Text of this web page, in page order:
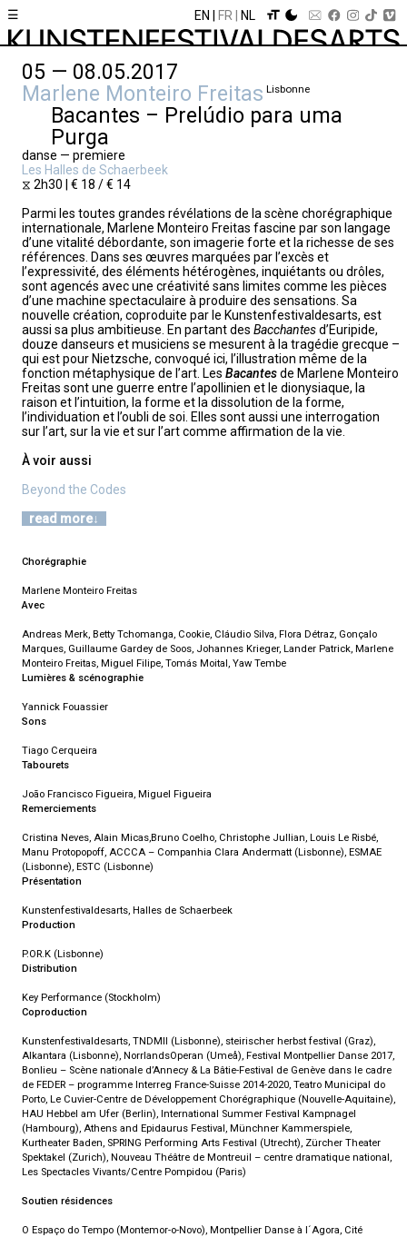
☰ EN FR NL
05 — 08.05.2017
Marlene Monteiro Freitas Lisbonne
Bacantes – Prelúdio para uma
Purga
danse — premiere
Les Halles de Schaerbeek
⧖ 2h30 | € 18 / € 14
Parmi les toutes grandes révélations de la scène chorégraphique
internationale, Marlene Monteiro Freitas fascine par son langage
d’une vitalité débordante, son imagerie forte et la richesse de ses
références. Dans ses œuvres marquées par l’excès et
l’expressivité, des éléments hétérogènes, inquiétants ou drôles,
sont agencés avec une créativité sans limites comme les pièces
d’une machine spectaculaire à produire des sensations. Sa
nouvelle création, coproduite par le Kunstenfestivaldesarts, est
aussi sa plus ambitieuse. En partant des Bacchantesd’Euripide,
douze danseurs et musiciens se mesurent à la tragédie grecque –
qui est pour Nietzsche, convoqué ici, l’illustration même de la
fonction métaphysique de l’art. Les Bacantesde Marlene Monteiro
Freitas sont une guerre entre l’apollinien et le dionysiaque, la
raison et l’intuition, la forme et la dissolution de la forme,
l’individuation et l’oubli de soi. Elles sont aussi une interrogation
sur l’art, sur la vie et sur l’art comme affirmation de la vie.
À voir aussi
Beyond the Codes
read more
Chorégraphie
Marlene Monteiro Freitas
Avec
Andreas Merk, Betty Tchomanga, Cookie, Cláudio Silva, Flora Détraz, Gonçalo
Marques, Guillaume Gardey de Soos, Johannes Krieger, Lander Patrick, Marlene
Monteiro Freitas, Miguel Filipe, Tomás Moital, Yaw Tembe
Lumières & scénographie
Yannick Fouassier
Sons
Tiago Cerqueira
Tabourets
João Francisco Figueira, Miguel Figueira
Remerciements
Cristina Neves, Alain Micas,Bruno Coelho, Christophe Jullian, Louis Le Risbé,
Manu Protopopoff, ACCCA – Companhia Clara Andermatt (Lisbonne), ESMAE
(Lisbonne), ESTC (Lisbonne)
Présentation
Kunstenfestivaldesarts, Halles de Schaerbeek
Production
P.OR.K (Lisbonne)
Distribution
Key Performance (Stockholm)
Coproduction
Kunstenfestivaldesarts, TNDMII (Lisbonne), steirischer herbst festival (Graz),
Alkantara (Lisbonne), NorrlandsOperan (Umeå), Festival Montpellier Danse 2017,
Bonlieu – Scène nationale d’Annecy & La Bâtie-Festival de Genève dans le cadre
de FEDER – programme Interreg France-Suisse 2014-2020, Teatro Municipal do
Porto, Le Cuvier-Centre de Développement Chorégraphique (Nouvelle-Aquitaine),
HAU Hebbel am Ufer (Berlin), International Summer Festival Kampnagel
(Hambourg), Athens and Epidaurus Festival, Münchner Kammerspiele,
Kurtheater Baden, SPRING Performing Arts Festival (Utrecht), Zürcher Theater
Spektakel (Zurich), Nouveau Théâtre de Montreuil – centre dramatique national,
Les Spectacles Vivants/Centre Pompidou (Paris)
Soutien résidences
O Espaço do Tempo (Montemor-o-Novo), Montpellier Danse à l´Agora, Cité